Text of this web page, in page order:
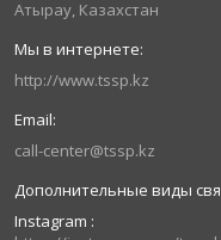
Атырау, Казахстан
http://www.tssp.kz
call-center@tssp.kz
Instagram